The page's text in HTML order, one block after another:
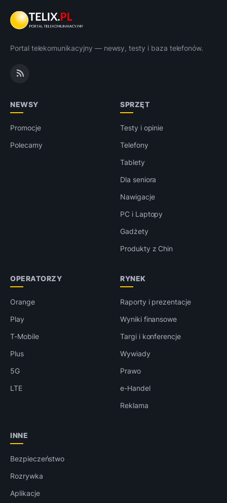
Portal telekomunikacyjny — newsy, testy i baza telefonów.
NEWSY
Promocje
Polecamy
SPRZĘT
Testy i opinie
Telefony
Tablety
Dla seniora
Nawigacje
PC i Laptopy
Gadżety
Produkty z Chin
OPERATORZY
Orange
Play
T-Mobile
Plus
5G
LTE
RYNEK
Raporty i prezentacje
Wyniki finansowe
Targi i konferencje
Wywiady
Prawo
e-Handel
Reklama
INNE
Bezpieczeństwo
Rozrywka
Aplikacje